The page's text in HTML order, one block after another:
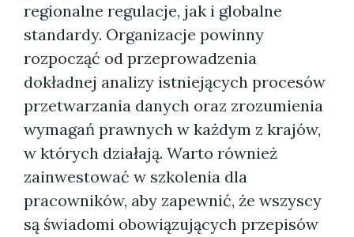
regionalne regulacje, jak i globalne
standardy. Organizacje powinny
rozpocząć od przeprowadzenia
dokładnej analizy istniejących procesów
przetwarzania danych oraz zrozumienia
wymagań prawnych w każdym z krajów,
w których działają. Warto również
zainwestować w szkolenia dla
pracowników, aby zapewnić, że wszyscy
są świadomi obowiązujących przepisów